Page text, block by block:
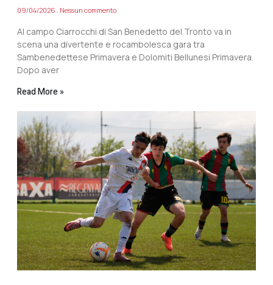
09/04/2026 Nessun commento
Al campo Ciarrocchi di San Benedetto del Tronto va in
scena una divertente e rocambolesca gara tra
Sambenedettese Primavera e Dolomiti Bellunesi Primavera.
Dopo aver
Read More »